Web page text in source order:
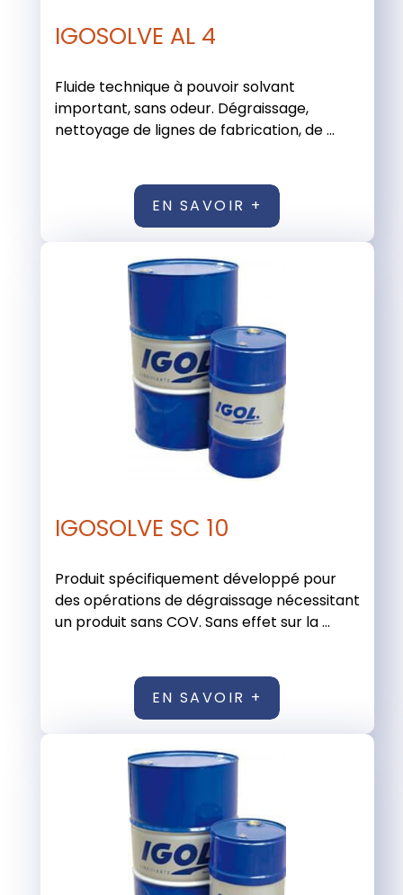
IGOSOLVE AL 4
Fluide technique à pouvoir solvant
important, sans odeur. Dégraissage,
nettoyage de lignes de fabrication, de ...
EN SAVOIR +
IGOSOLVE SC 10
Produit spécifiquement développé pour
des opérations de dégraissage nécessitant
un produit sans COV. Sans effet sur la ...
EN SAVOIR +